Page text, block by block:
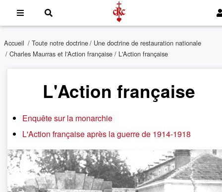
Accueil / Toute notre doctrine/ Une doctrine de restauration nationale
/ Charles Maurras et l'Action française / L'Action française
L'Action française
Enquête sur la monarchie
L'Action française après la guerre de 1914-1918